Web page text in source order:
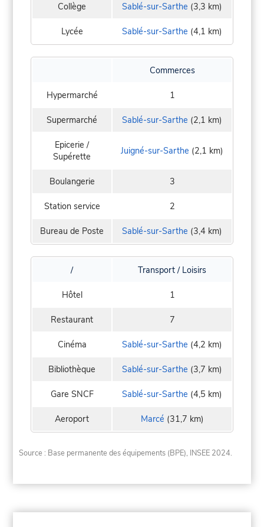
Collège Sablé-sur-Sarthe (3,3 km)
Lycée Sablé-sur-Sarthe (4,1 km)
Commerces
Hypermarché 1
Supermarché Sablé-sur-Sarthe (2,1 km)
Epicerie /
Supérette
Juigné-sur-Sarthe (2,1 km)
Boulangerie 3
Station service 2
Bureau de Poste Sablé-sur-Sarthe (3,4 km)
/ Transport / Loisirs
Hôtel 1
Restaurant 7
Cinéma Sablé-sur-Sarthe (4,2 km)
Bibliothèque Sablé-sur-Sarthe (3,7 km)
Gare SNCF Sablé-sur-Sarthe (4,5 km)
Aeroport Marcé (31,7 km)
Source : Base permanente des équipements (BPE), INSEE 2024.